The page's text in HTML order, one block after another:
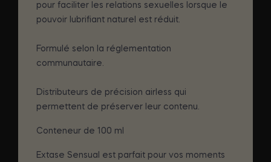
pour faciliter les relations sexuelles lorsque le
pouvoir lubrifiant naturel est réduit.
Formulé selon la réglementation
communautaire.
Distributeurs de précision airless qui
permettent de préserver leur contenu.
Conteneur de 100 ml
Extase Sensual est parfait pour vos moments